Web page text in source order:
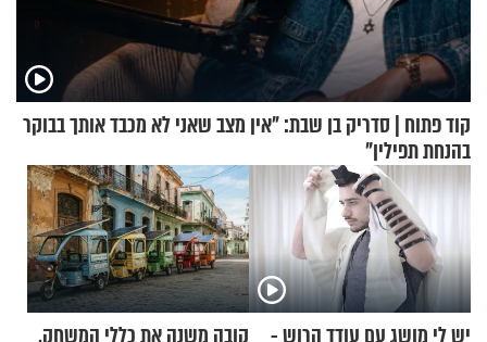
קוד פתוח | סדריק בן שבת: "אין מצב שאני לא מכבד אותך בבוקר
בהנחת תפילין"